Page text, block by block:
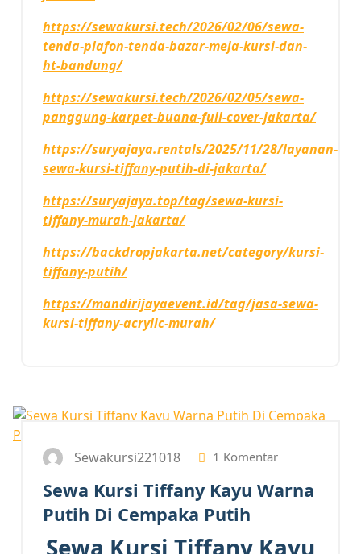
https://sewakursi.tech/2026/02/06/sewa-
tenda-plafon-tenda-bazar-meja-kursi-dan-
ht-bandung/
https://sewakursi.tech/2026/02/05/sewa-
panggung-karpet-buana-full-cover-jakarta/
https://suryajaya.rentals/2025/11/28/layanan-
sewa-kursi-tiffany-putih-di-jakarta/
https://suryajaya.top/tag/sewa-kursi-
tiffany-murah-jakarta/
https://backdropjakarta.net/category/kursi-
tiffany-putih/
https://mandirijayaevent.id/tag/jasa-sewa-
kursi-tiffany-acrylic-murah/
Sewakursi221018 1 Komentar
Sewa Kursi Tiffany Kayu Warna
Putih Di Cempaka Putih
Sewa Kursi Tiffany Kayu